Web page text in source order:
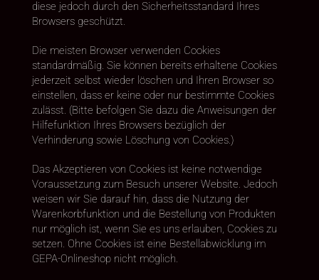
diese jedoch durch den Sicherheitsstandard Ihres
Browsers geschützt.
Die meisten Browser verwenden Cookies
standardmäßig. Sie können bereits erhaltene Cookies
jederzeit selbst wieder löschen und Ihren Browser so
einstellen, dass er keine oder nur bestimmte Cookies
zulässt. (Bitte befolgen Sie dazu die Anweisungen der
Hilfefunktion Ihres Browsers bezüglich der
Verhinderung sowie Löschung von Cookies.)
Das Akzeptieren von Cookies ist keine notwendige
Voraussetzung zum Besuch unserer Website. Jedoch
weisen wir Sie darauf hin, dass die Nutzung der
Warenkorbfunktion und die Bestellung von Produkten
nur möglich ist, wenn Sie es uns erlauben, Cookies zu
setzen. Ohne Cookies ist eine Bestellabwicklung im
GEPA-Onlineshop nicht möglich.